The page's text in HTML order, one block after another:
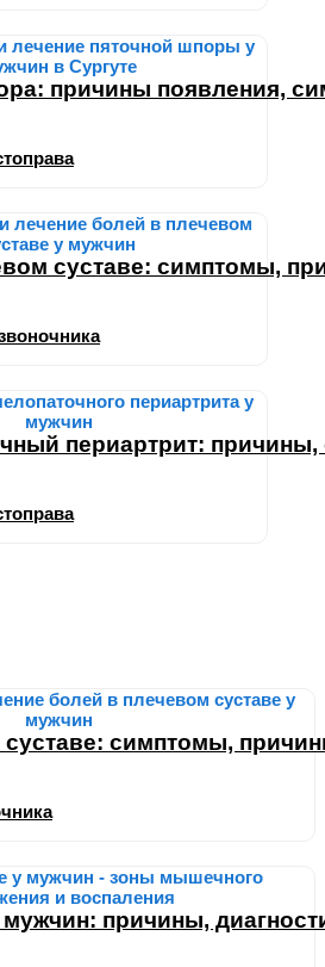
причины появления,
суставе: симптомы,
периартрит:
симптомы,
причины,